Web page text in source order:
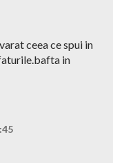
ceea ce spui in
in